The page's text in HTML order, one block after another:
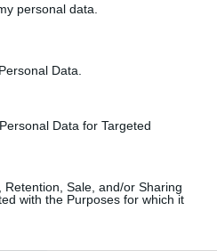
personal data.
Data.
Data for Targeted
Sale, and/or Sharing
with the Purposes for which it